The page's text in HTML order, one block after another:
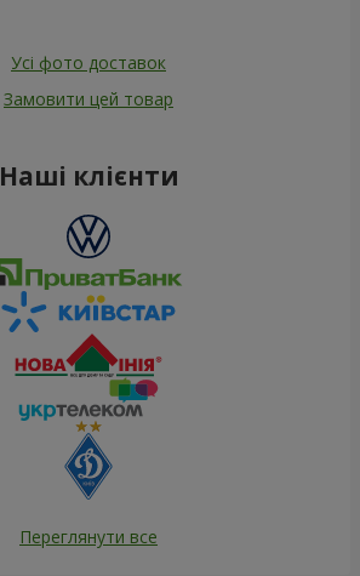
Усі фото доставок
Замовити цей товар
Наші клієнти
Переглянути все